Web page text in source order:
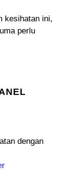
kesihatan ini,
perlu
dengan